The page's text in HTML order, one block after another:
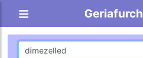
Geriafurch